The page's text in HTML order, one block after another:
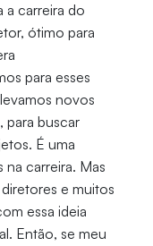
a carreira do
ótimo para
para esses
novos
para buscar
É uma
carreira. Mas
e muitos
essa ideia
Então, se meu